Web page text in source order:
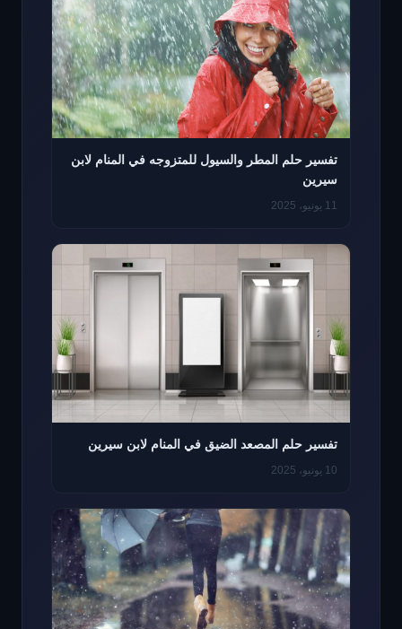
تفسير حلم المطر والسيول للمتزوجه في المنام لابن
سيرين
11 يونيو، 2025
تفسير حلم المصعد الضيق في المنام لابن سيرين
10 يونيو، 2025